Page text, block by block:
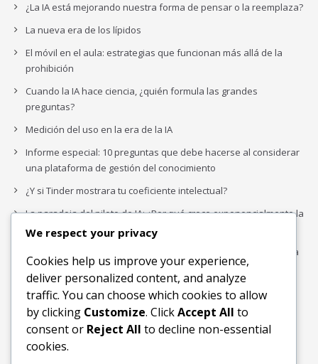
¿La IA está mejorando nuestra forma de pensar o la reemplaza?
La nueva era de los lípidos
El móvil en el aula: estrategias que funcionan más allá de la
prohibición
Cuando la IA hace ciencia, ¿quién formula las grandes
preguntas?
Medición del uso en la era de la IA
Informe especial: 10 preguntas que debe hacerse al considerar
una plataforma de gestión del conocimiento
¿Y si Tinder mostrara tu coeficiente intelectual?
La paradoja del piloto de IA: ¿Por qué crece exponencialmente la
complejidad de la IA empresarial?
Los organigramas de marketing se crearon para los canales. La
IA acaba de dejarlos obsoletos.
Buscar
Buscar
We respect your privacy
Cookies help us improve your experience,
deliver personalized content, and analyze
traffic. You can choose which cookies to allow
by clicking Customize. ClickAccept All to
consent or Reject All to decline non-essential
cookies.